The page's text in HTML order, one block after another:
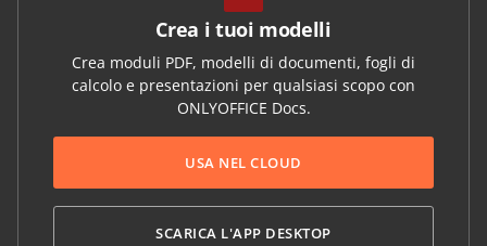
Crea i tuoi modelli
Crea moduli PDF, modelli di documenti, fogli di
calcolo e presentazioni per qualsiasi scopo con
ONLYOFFICE Docs.
USA NEL CLOUD
SCARICA L'APP DESKTOP